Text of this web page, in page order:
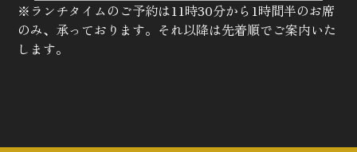
※ランチタイムのご予約は11時30分から1時間半のお席
のみ、承っております。それ以降は先着順でご案内いた
します。